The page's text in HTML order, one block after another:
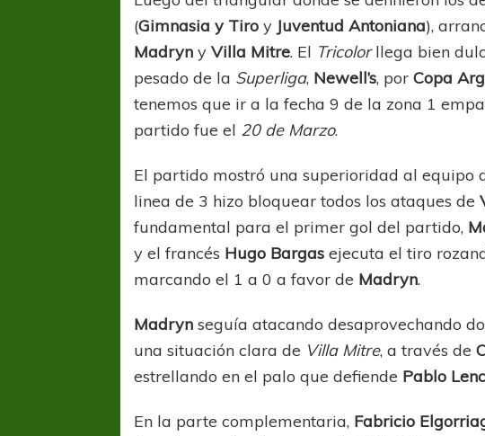
(Gimnasia y Tiro y Juventud Antoniana),
Madryn yVilla Mitre. El Tricolorllega bien
pesado de la Superliga, Newell’s, porCopa
tenemos que ir a la fecha 9 de la zona 1
partido fue el 20 de Marzo.
El partido mostró una superioridad al equipo
linea de 3 hizo bloquear todos los ataques de
fundamental para el primer gol del partido,
y el francés Hugo Bargas ejecuta el tiro
marcando el 1 a 0 a favor de Madryn.
Madryn seguía atacando desaprovechando
una situación clara de Villa Mitre, a través de
estrellando en el palo que defiende Pablo
En la parte complementaria, Fabricio